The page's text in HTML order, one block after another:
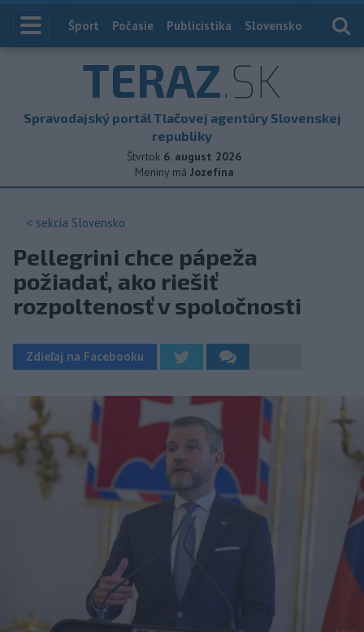
Index
Šport Počasie Publicistika Slovensko
TERAZ.SK
Spravodajský portál Tlačovej agentúry Slovenskej
republiky
Štvrtok 6. august 2026
Meniny má Jozefína
< sekcia Slovensko
Pellegrini chce pápeža
požiadať, ako riešiť
rozpoltenosť v spoločnosti
Zdieľaj na Facebooku